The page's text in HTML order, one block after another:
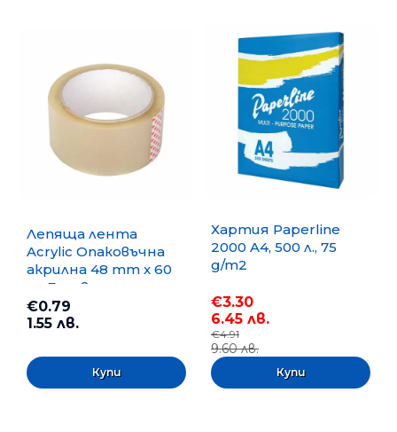
Лепяща лента
Acrylic Опаковъчна
акрилна 48 mm x 60
m, Безцветна
€0.79
1.55 лв.
Хартия Paperline
2000 A4, 500 л., 75
g/m2
€3.30
6.45 лв.
€4.91
9.60 лв.